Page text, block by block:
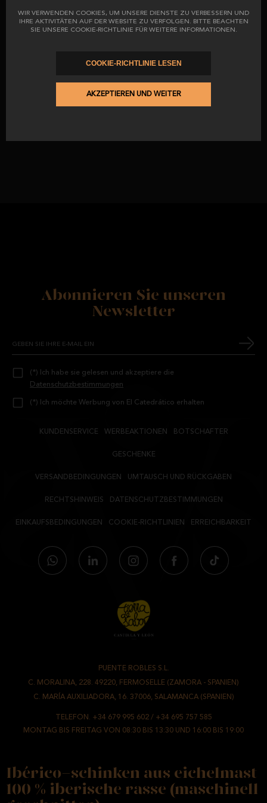
WIR VERWENDEN COOKIES, UM UNSERE DIENSTE ZU VERBESSERN UND
IHRE AKTIVITÄTEN AUF DER WEBSITE ZU VERFOLGEN. BITTE BEACHTEN
SIE UNSERE COOKIE-RICHTLINIE FÜR WEITERE INFORMATIONEN.
AKZEPTIEREN UND WEITER
Ibérico-schinken aus eichelmast
100 % iberische rasse (maschinell
96,00 €
30,96 €
eichelmast 50 % iberische rasse
Abonnieren Sie unseren
Newsletter
(*) Ich habe sie gelesen und akzeptiere die
Datenschutzbestimmungen
(*) Ich möchte Werbung von El Catedrático erhalten
KUNDENSERVICE WERBEAKTIONEN BOTSCHAFTER
GESCHENKE
VERSANDBEDINGUNGEN UMTAUSCH UND RÜCKGABEN
RECHTSHINWEIS DATENSCHUTZBESTIMMUNGEN
EINKAUFSBEDINGUNGEN COOKIE-RICHTLINIEN ERREICHBARKEIT
PUENTE ROBLES S.L.
C. MORALINA, 228. 49220, FERMOSELLE (ZAMORA - SPANIEN)
C. MARÍA AUXILIADORA, 16. 37006, SALAMANCA (SPANIEN)
TELEFON. +34 679 995 602/ +34 695 757 585
MONTAG BIS FREITAG VON 08:30 BIS 13:30 UND 16:00 BIS 19:00
COOKIE-RICHTLINIE LESEN